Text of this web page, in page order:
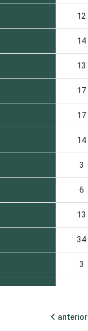
12
14
13
17
17
14
3
6
13
34
3
21
anterior